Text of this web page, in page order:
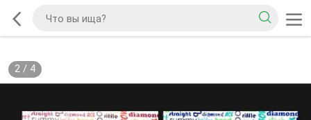
2/ 4